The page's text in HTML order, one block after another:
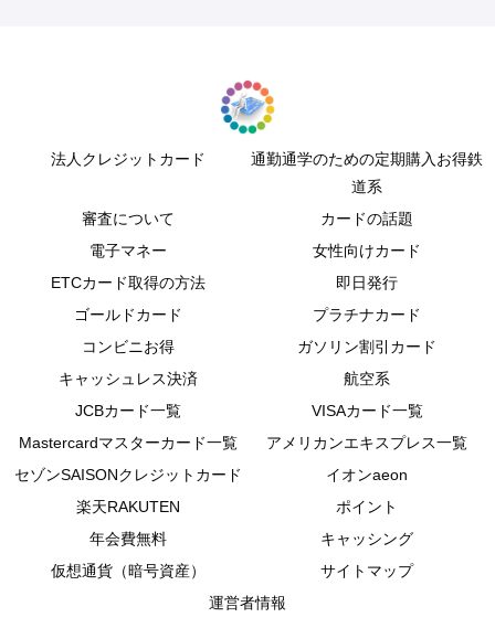
法人クレジットカード
通勤通学のための定期購入お得鉄
道系
審査について
カードの話題
電子マネー
女性向けカード
ETCカード取得の方法
即日発行
ゴールドカード
プラチナカード
コンビニお得
ガソリン割引カード
キャッシュレス決済
航空系
JCBカード一覧
VISAカード一覧
Mastercardマスターカード一覧
アメリカンエキスプレス一覧
セゾンSAISONクレジットカード
イオンaeon
楽天RAKUTEN
ポイント
年会費無料
キャッシング
仮想通貨（暗号資産）
サイトマップ
運営者情報